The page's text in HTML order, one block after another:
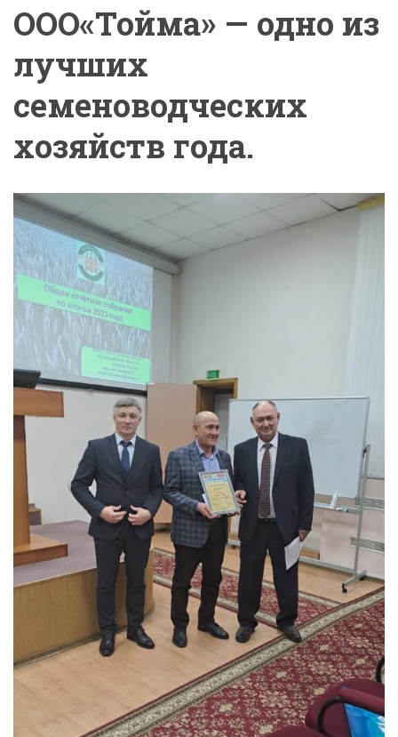
ООО«Тойма» — одно из
лучших
семеноводческих
хозяйств года.